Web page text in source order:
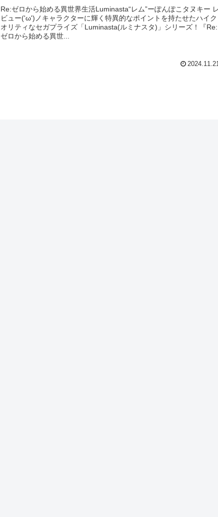
Re:ゼロから始める異世界生活Luminasta“レム”ーぽんぽこタヌキー
ビュー('ω')ノキャラクターに輝く特異的なポイントを持たせたハイク
オリティなセガプライズ「Luminasta(ルミナスタ)」シリーズ！『Re:
ゼロから始める異世...